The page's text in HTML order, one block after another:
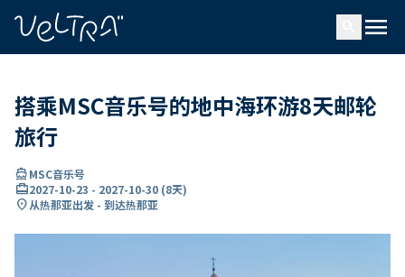
menu
搭乘MSC音乐号的地中海环游8天邮轮
旅行
directions_boatMSC音乐号
card_travel2027-10-23 - 2027-10-30 (8天)
location_on从热那亚出发 - 到达热那亚